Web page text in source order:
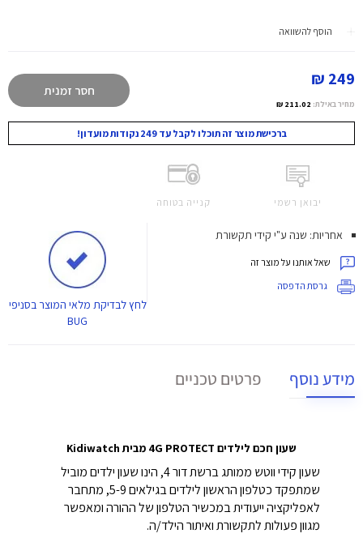
הוסף להשוואה
249 ₪
מחיר באילת: 211.02 ₪
חסר זמנית
ברכישת מוצר זה תוכלו לקבל עד 249 נקודות מועדון!
יבואן רשמי קנייה בטוחה
אחריות: שנה ע"י קידי תקשורת
שאל אותנו על מוצר זה
גרסת הדפסה
לחץלבדיקת מלאי המוצר בסניפי
BUG
מידע נוסף פרטים טכניים
שעון חכם לילדים 4G PROTECT מבית Kidiwatch
שעון קידי ווטש ממותג ברשת דור 4, הינו שעון ילדים מוביל
שמתפקד כטלפון הראשון לילדים בגילאים 5-9, מתחבר
לאפליקציה ייעודית במכשיר הטלפון של ההורה ומאפשר
מגוון פעולות לתקשורת ואיתור הילד/ה.